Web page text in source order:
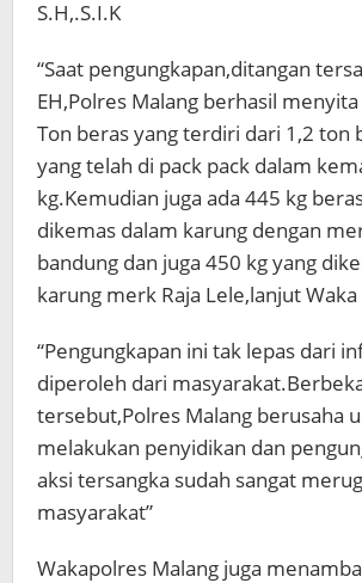
S.H,.S.I.K
“Saat pengungkapan,ditangan
EH,Polres Malang berhasil
Ton beras yang terdiri dari 1,2 ton
yang telah di pack pack dalam
kg.Kemudian juga ada 445 kg
dikemas dalam karung dengan
bandung dan juga 450 kg yang
karung merk Raja Lele,lanjut
“Pengungkapan ini tak lepas dari
diperoleh dari
tersebut,Polres Malang berusaha
melakukan penyidikan dan
aksi tersangka sudah sangat
masyarakat”
Wakapolres Malang juga